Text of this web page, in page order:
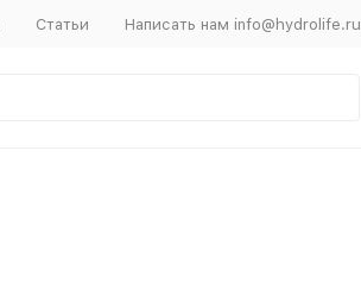
Статьи Написать нам info@hydrolife.ru